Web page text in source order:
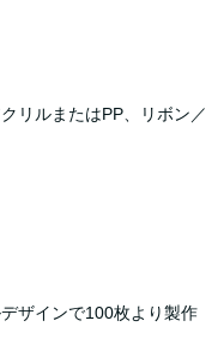
リルまたはPP、リボン／
ザインで100枚より製作